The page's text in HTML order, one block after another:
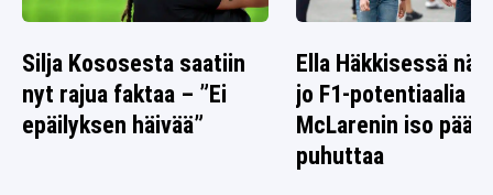
Silja Kososesta saatiin
nyt rajua faktaa – ”Ei
epäilyksen häivää”
Ella Häkkisessä
jo F1-potentiaalia –
McLarenin iso
puhuttaa